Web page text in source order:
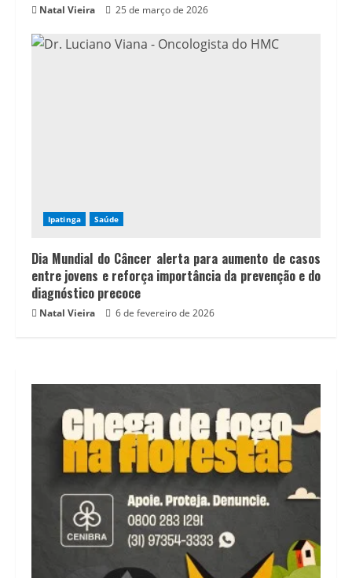
Natal Vieira 25 de março de 2026
Ipatinga Saúde
Dia Mundial do Câncer alerta para aumento de casos
entre jovens e reforça importância da prevenção e do
diagnóstico precoce
Natal Vieira 6 de fevereiro de 2026